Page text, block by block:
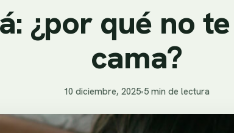
¿por qué no
cama?
10 diciembre, 2025•5 min de lectura